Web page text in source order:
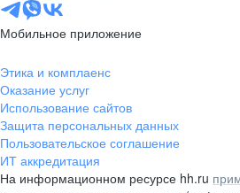
Мобильное приложение
Этика и комплаенс
Оказание услуг
Использование сайтов
Защита персональных данных
Пользовательское соглашение
ИТ аккредитация
На информационном ресурсе hh.ru